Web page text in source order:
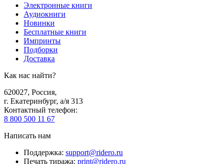
Электронные книги
Аудиокниги
Новинки
Бесплатные книги
Импринты
Подборки
Доставка
Как нас найти?
620027, Россия,
г. Екатеринбург, а/я 313
Контактный телефон:
8 800 500 11 67
Написать нам
Поддержка: support@ridero.ru
Печать тиража: print@ridero.ru